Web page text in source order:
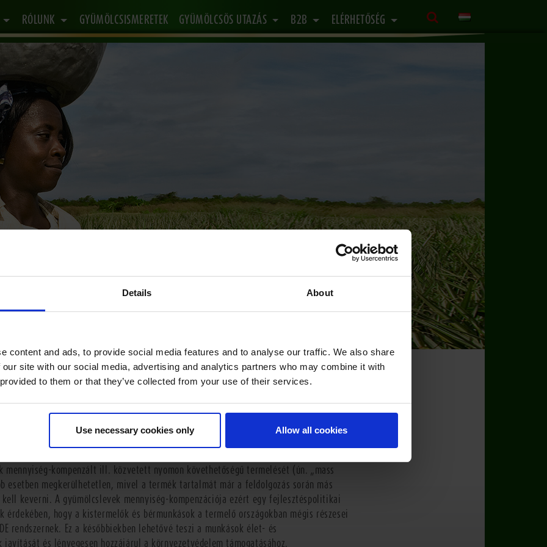
Details About
content and ads, to provide social media features and to analyse our traffic. We also share
site with our social media, advertising and analytics partners who may combine it with
to them or that they’ve collected from your use of their services.
Use necessary cookies only Allow all cookies
RÓLUNK GYÜMÖLCSISMERETEK GYÜMÖLCSÖS UTAZÁS B2B ELÉRHETŐSÉG
a FAIRTRADE védjegyet a Pfanner termékeken
nem FAIRTRADE alapanyagokat is tartalmazhatnak?
mennyiség-kompenzált ill. közvetett nyomon követhetőségű termelését (ún. „mass
esetben megkerülhetetlen, mivel a termék tartalmát már a feldolgozás során más
kell keverni. A gyümölcslevek mennyiség-kompenzációja ezért egy fejlesztéspolitikai
érdekében, hogy a kistermelők és bérmunkások a termelő országokban mégis részesei
rendszernek. Ez a későbbiekben lehetővé teszi a munkások élet- és
javítását és lényegesen hozzájárul a környezetvédelem támogatásához.